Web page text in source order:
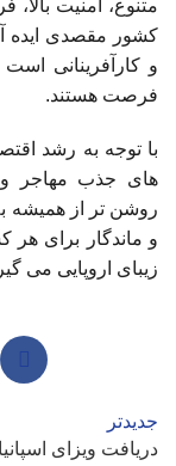
متنوع، امنیت
کشور مقصدی ایده
و کارآفرینانی
فرصت هستند.
با توجه به رشد
های جذب مهاجر و
روشن تر از همیشه
و ماندگار برای
زیبای اروپایی می
جدیدتر
دریافت ویزای